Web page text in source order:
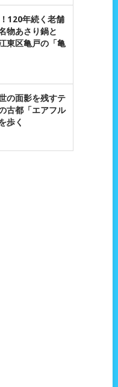
120年続く老舗
物あさり鍋と
東区亀戸の「亀
の面影を残すテ
古都「エアフル
歩く